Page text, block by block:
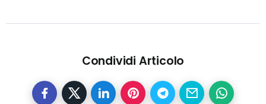
Condividi Articolo